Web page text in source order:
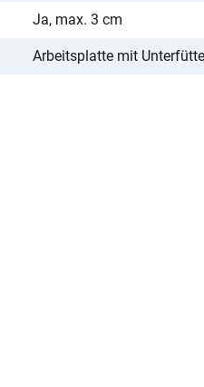
Ja, max. 3 cm
Arbeitsplatte mit